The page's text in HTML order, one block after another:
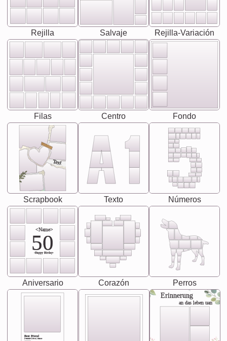
Rejilla Salvaje Rejilla-Variación
Filas Centro Fondo
Text
Scrapbook Texto Números
<Name>
50
-Happy Birday-
Aniversario Corazón Perros
Best Friend
[<NAME>] Noun, feminie
Erinnerung
an das leben uan